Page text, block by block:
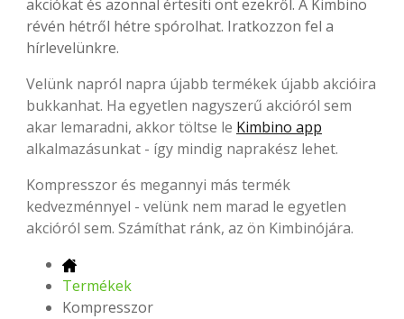
akciókat és azonnal értesíti önt ezekről. A Kimbino
révén hétről hétre spórolhat. Iratkozzon fel a
hírlevelünkre.
Velünk napról napra újabb termékek újabb akcióira
bukkanhat. Ha egyetlen nagyszerű akcióról sem
akar lemaradni, akkor töltse le Kimbino app
alkalmazásunkat - így mindig naprakész lehet.
Kompresszor és megannyi más termék
kedvezménnyel - velünk nem marad le egyetlen
akcióról sem. Számíthat ránk, az ön Kimbinójára.
Termékek
Kompresszor